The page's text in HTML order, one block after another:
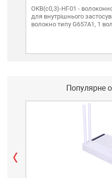
ОКВ(c0,3)-НГ-01 -
для внутрішнього
волокно типу G657A1, 1
Популярне